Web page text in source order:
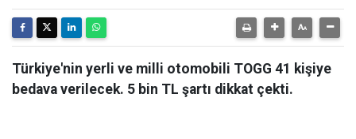
Türkiye'nin yerli ve milli otomobili TOGG 41 kişiye
bedava verilecek. 5 bin TL şartı dikkat çekti.